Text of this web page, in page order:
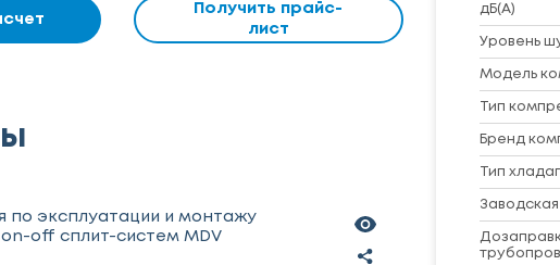
Получить прайс-
лист
дБ(А)
Уровень
Модель
Тип
Бренд
Тип
Заводская
по эксплуатации и монтажу
off сплит-систем MDV